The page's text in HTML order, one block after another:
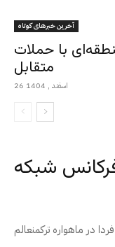
آخرین خبرهای کوتاه
با حملات
متقابل
26 اسفند , 1404
شبکه